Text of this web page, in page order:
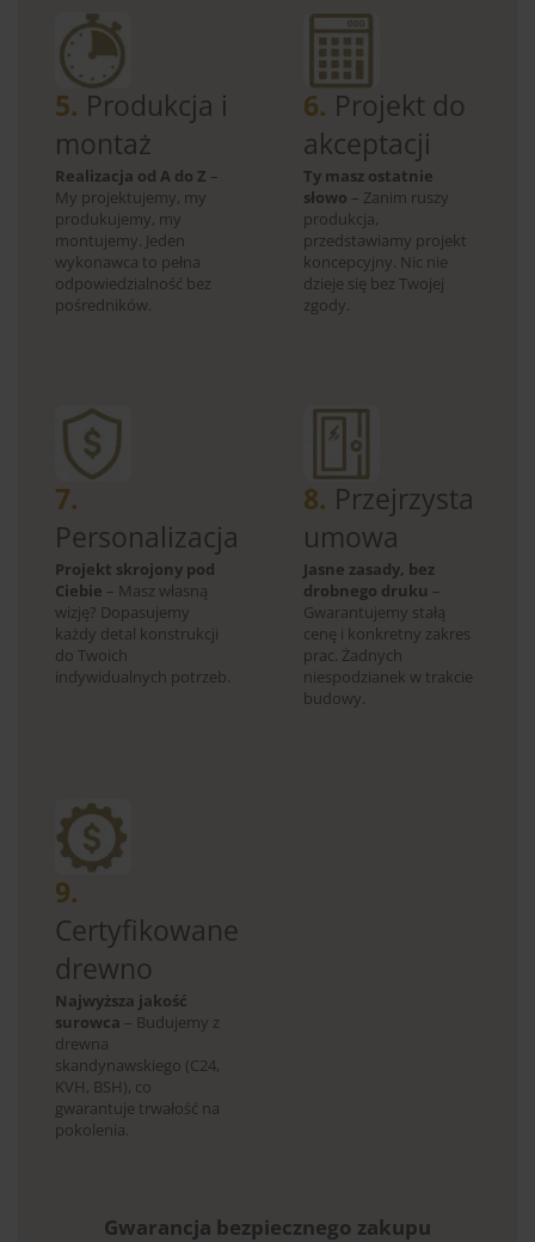
5. Produkcja i
montaż
Realizacja od A do Z –
My projektujemy, my
produkujemy, my
montujemy. Jeden
wykonawca to pełna
odpowiedzialność bez
pośredników.
6. Projekt do
akceptacji
Ty masz ostatnie
słowo – Zanim ruszy
produkcja,
przedstawiamy projekt
koncepcyjny. Nic nie
dzieje się bez Twojej
zgody.
7.
Personalizacja
Projekt skrojony pod
Ciebie – Masz własną
wizję? Dopasujemy
każdy detal konstrukcji
do Twoich
indywidualnych potrzeb.
8. Przejrzysta
umowa
Jasne zasady, bez
drobnego druku –
Gwarantujemy stałą
cenę i konkretny zakres
prac. Żadnych
niespodzianek w trakcie
budowy.
9.
Certyfikowane
drewno
Najwyższa jakość
surowca – Budujemy z
drewna
skandynawskiego (C24,
KVH, BSH), co
gwarantuje trwałość na
pokolenia.
Gwarancja bezpiecznego zakupu